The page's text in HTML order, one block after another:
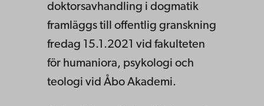
doktorsavhandling i dogmatik
framläggs till offentlig granskning
fredag 15.1.2021 vid fakulteten
för humaniora, psykologi och
teologi vid Åbo Akademi.